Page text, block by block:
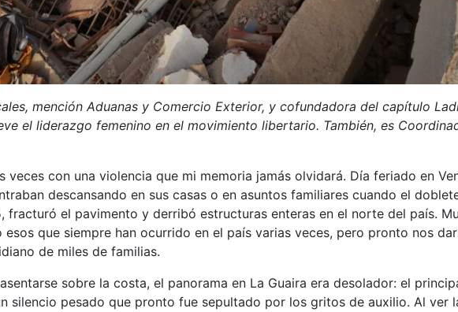
mención Aduanas y Comercio Exterior, y cofundadora del capítulo
el liderazgo femenino en el movimiento libertario. También, es
con una violencia que mi memoria jamás olvidará. Día feriado en
descansando en sus casas o en asuntos familiares cuando el
fracturó el pavimento y derribó estructuras enteras en el norte del país.
que siempre han ocurrido en el país varias veces, pero pronto nos
de miles de familias.
sobre la costa, el panorama en La Guaira era desolador: el
silencio pesado que pronto fue sepultado por los gritos de auxilio. Al ver